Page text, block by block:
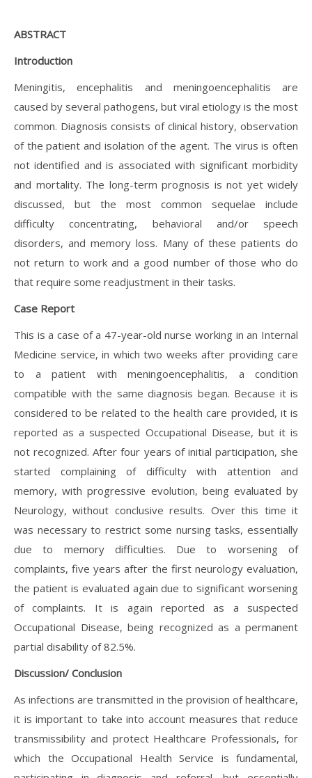
ABSTRACT
Introduction
Meningitis, encephalitis and meningoencephalitis are
caused by several pathogens, but viral etiology is the most
common. Diagnosis consists of clinical history, observation
of the patient and isolation of the agent. The virus is often
not identified and is associated with significant morbidity
and mortality. The long-term prognosis is not yet widely
discussed, but the most common sequelae include
difficulty concentrating, behavioral and/or speech
disorders, and memory loss. Many of these patients do
not return to work and a good number of those who do
that require some readjustment in their tasks.
Case Report
This is a case of a 47-year-old nurse working in an Internal
Medicine service, in which two weeks after providing care
to a patient with meningoencephalitis, a condition
compatible with the same diagnosis began. Because it is
considered to be related to the health care provided, it is
reported as a suspected Occupational Disease, but it is
not recognized. After four years of initial participation, she
started complaining of difficulty with attention and
memory, with progressive evolution, being evaluated by
Neurology, without conclusive results. Over this time it
was necessary to restrict some nursing tasks, essentially
due to memory difficulties. Due to worsening of
complaints, five years after the first neurology evaluation,
the patient is evaluated again due to significant worsening
of complaints. It is again reported as a suspected
Occupational Disease, being recognized as a permanent
partial disability of 82.5%.
Discussion/ Conclusion
As infections are transmitted in the provision of healthcare,
it is important to take into account measures that reduce
transmissibility and protect Healthcare Professionals, for
which the Occupational Health Service is fundamental,